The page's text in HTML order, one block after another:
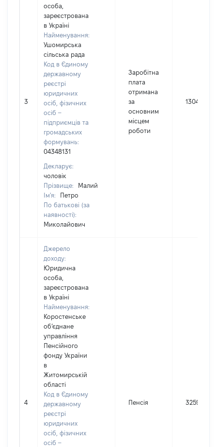
3
особа,
зареєстрована
в Україні
Найменування:
Ушомирська
сільська рада
Код в Єдиному
державному
реєстрі
юридичних
осіб, фізичних
осіб –
підприємців та
громадських
формувань:
04348131
Декларує:
чоловік
Прізвище:
Малий
Ім'я:
Петро
По батькові (за
наявності):
Миколайович
Заробітна
плата
отримана
за
основним
місцем
роботи
130462
4
Джерело
доходу:
Юридична
особа,
зареєстрована
в Україні
Найменування:
Коростенське
об’єднане
управління
Пенсійного
фонду України
в
Житомирській
області
Код в Єдиному
державному
реєстрі
юридичних
осіб, фізичних
осіб –
Пенсія 32595